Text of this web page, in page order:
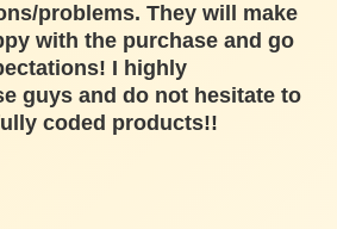
problems. They will make
with the purchase and go
I highly
guys and do not hesitate to
coded products!!